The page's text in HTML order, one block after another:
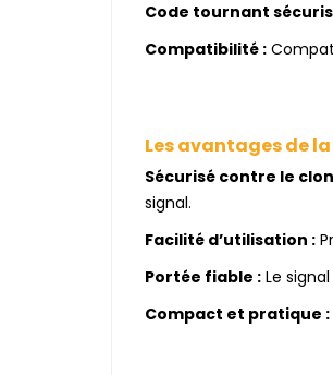
Code tournant
Compatibilité :
Les avantages de
Sécurisé contre le
signal.
Facilité d’utilisation :
Portée fiable : Le
Compact et pratique :